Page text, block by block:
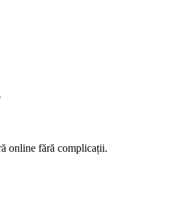
online fără complicații.